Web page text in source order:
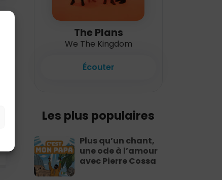
The Plans
We The Kingdom
Écouter
Les plus populaires
Plus qu’un chant,
une ode à l’amour
avec Pierre Cossa